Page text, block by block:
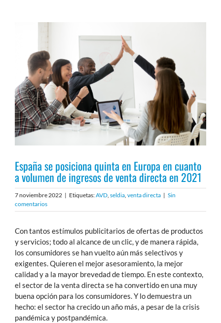
grande
España se posiciona quinta en Europa en cuanto
a volumen de ingresos de venta directa en 2021
7 noviembre 2022 | Etiquetas:AVD, seldia, venta directa | Sin
comentarios
Con tantos estímulos publicitarios de ofertas de productos
y servicios; todo al alcance de un clic, y de manera rápida,
los consumidores se han vuelto aún más selectivos y
exigentes. Quieren el mejor asesoramiento, la mejor
calidad y a la mayor brevedad de tiempo. En este contexto,
el sector de la venta directa se ha convertido en una muy
buena opción para los consumidores. Y lo demuestra un
hecho: el sector ha crecido un año más, a pesar de la crisis
pandémica y postpandémica.